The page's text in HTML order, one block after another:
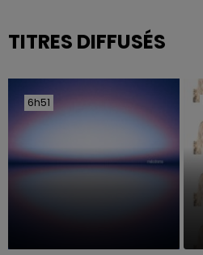
TITRES DIFFUSÉS
6h51
6h51